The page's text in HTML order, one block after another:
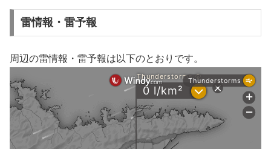
雷情報・雷予報
周辺の雷情報・雷予報は以下のとおりです。